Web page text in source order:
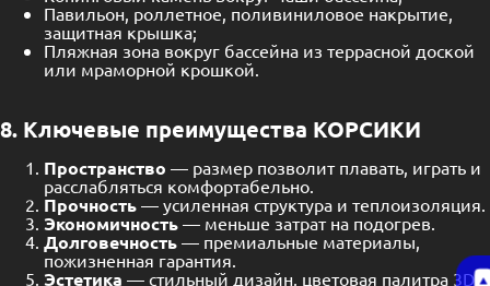
Павильон, роллетное, поливиниловое накрытие,
защитная крышка;
Пляжная зона вокруг бассейна из террасной доской
или мраморной крошкой.
8. Ключевые преимущества КОРСИКИ
Пространство — размер позволит плавать, играть и
расслабляться комфортабельно.
Прочность — усиленная структура и теплоизоляция.
Экономичность — меньше затрат на подогрев.
Долговечность — премиальные материалы,
пожизненная гарантия.
Эстетика — стильный дизайн, цветовая палитра 3D